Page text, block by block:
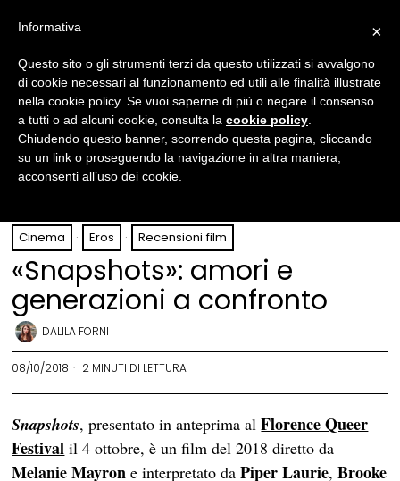
Cinema · Eros · Recensioni film
«Snapshots»: amori e
generazioni a confronto
DALILA FORNI
08/10/2018 2 MINUTI DI LETTURA
Snapshots, presentato in anteprima alFlorence Queer
Festival il 4 ottobre, è un film del 2018 diretto da
Melanie Mayron e interpretato daPiper Laurie,Brooke
×
Informativa
Questo sito o gli strumenti terzi da questo utilizzati si avvalgono
di cookie necessari al funzionamento ed utili alle finalità illustrate
nella cookie policy. Se vuoi saperne di più o negare il consenso
a tutti o ad alcuni cookie, consulta la cookie policy
Chiudendo questo banner, scorrendo questa pagina, cliccando
su un link o proseguendo la navigazione in altra maniera,
acconsenti all’uso dei cookie.